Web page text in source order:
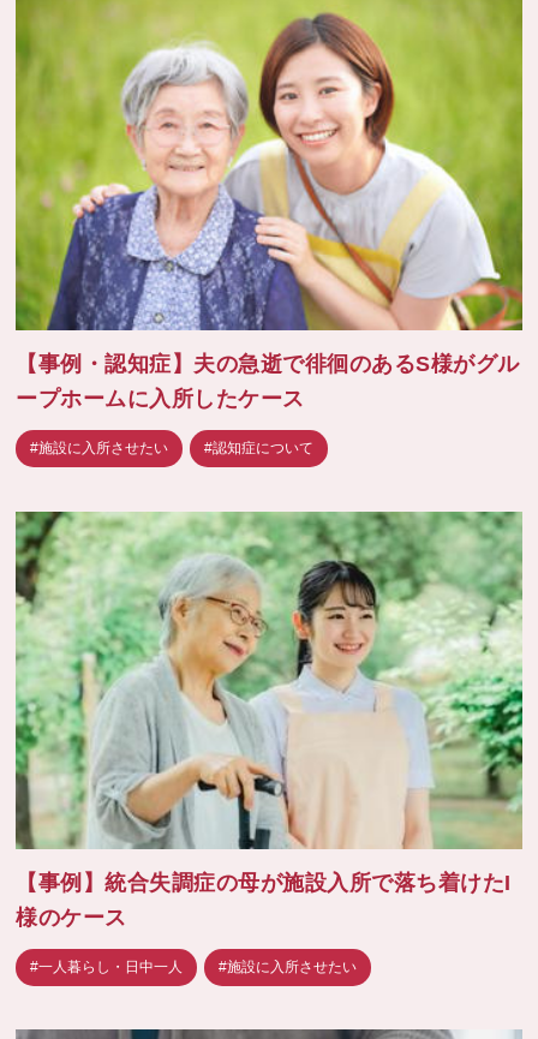
【事例・認知症】夫の急逝で徘徊のあるS様がグル
ープホームに入所したケース
#施設に入所させたい #認知症について
【事例】統合失調症の母が施設入所で落ち着けたI
様のケース
#一人暮らし・日中一人 #施設に入所させたい